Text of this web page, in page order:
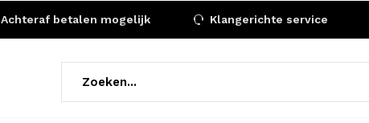
Achteraf betalen mogelijk Klangerichte service